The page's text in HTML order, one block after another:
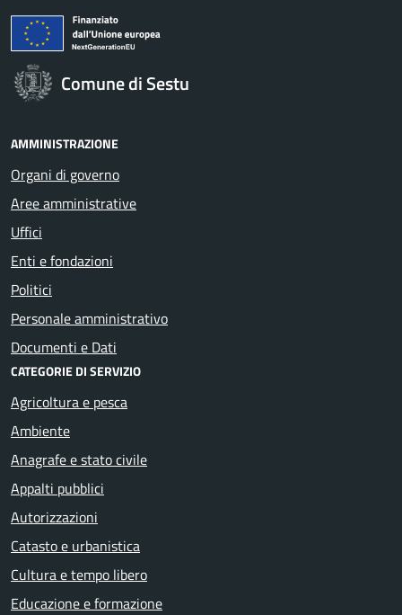
Comune di Sestu
AMMINISTRAZIONE
Organi di governo
Aree amministrative
Uffici
Enti e fondazioni
Politici
Personale amministrativo
Documenti e Dati
CATEGORIE DI SERVIZIO
Agricoltura e pesca
Ambiente
Anagrafe e stato civile
Appalti pubblici
Autorizzazioni
Catasto e urbanistica
Cultura e tempo libero
Educazione e formazione